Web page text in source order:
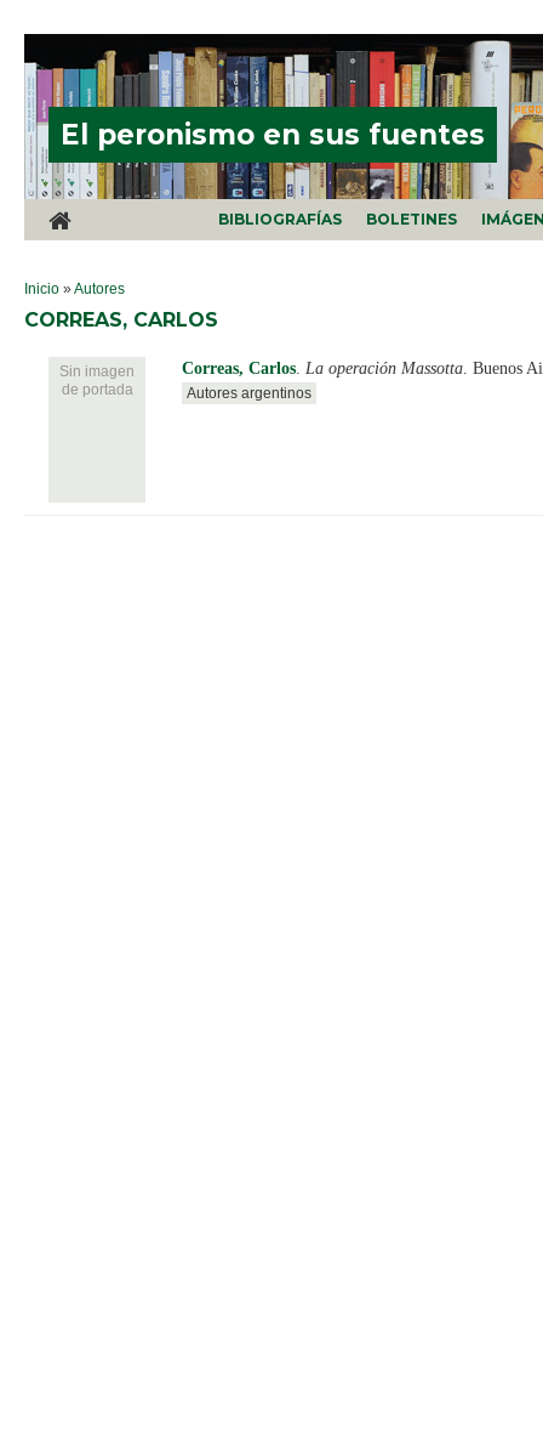
El peronismo en sus fuentes
BIBLIOGRAFÍAS BOLETINES
SE ENCUENTRA USTED AQUÍ
Inicio »Autores
CORREAS, CARLOS
Sin imagen
de portada
Correas, Carlos. La operación Massotta. Buenos
Autores argentinos